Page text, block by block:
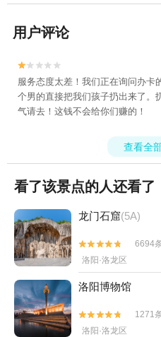
用户评论


服务态度太差！我们正在询问办卡
个男的直接把我们孩子扔出来了。
气请去！这钱不会给你们赚的！
查看全
看了该景点的人还看了
龙门石窟(5A)


6694
洛阳·洛龙区
洛阳博物馆


1271
洛阳·洛龙区